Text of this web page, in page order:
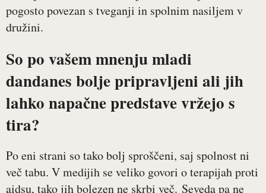
pogosto povezan s tveganji in spolnim nasiljem v
družini.
So po vašem mnenju mladi
dandanes bolje pripravljeni ali jih
lahko napačne predstave vržejo s
tira?
Po eni strani so tako bolj sproščeni, saj spolnost ni
več tabu. V medijih se veliko govori o terapijah proti
aidsu, tako jih bolezen ne skrbi več. Seveda pa ne